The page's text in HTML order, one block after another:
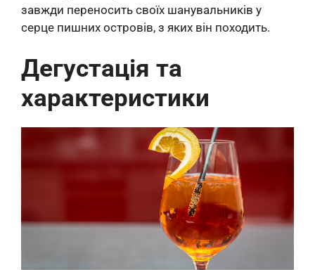
завжди переносить своїх шанувальників у
серце пишних островів, з яких він походить.
Дегустація та
характеристики